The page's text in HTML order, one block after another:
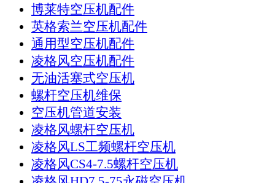
博莱特空压机配件
英格索兰空压机配件
通用型空压机配件
凌格风空压机配件
无油活塞式空压机
螺杆空压机维保
空压机管道安装
凌格风螺杆空压机
凌格风LS工频螺杆空压机
凌格风CS4-7.5螺杆空压机